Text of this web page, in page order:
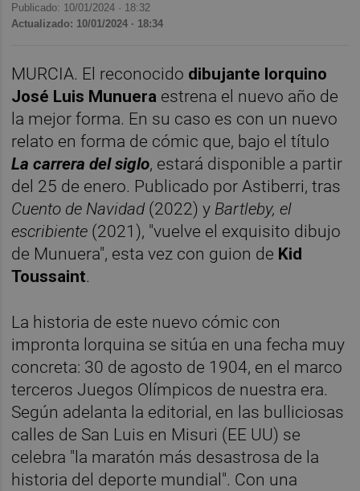
Publicado: 10/01/2024 · 18:32
Actualizado: 10/01/2024 · 18:34
MURCIA. El reconocido dibujante lorquino
José Luis Munuera estrena el nuevo año de
la mejor forma. En su caso es con un nuevo
relato en forma de cómic que, bajo el título
La carrera del siglo, estará disponible a partir
del 25 de enero. Publicado por Astiberri, tras
Cuento de Navidad(2022) y Bartleby, el
escribiente (2021), "vuelve el exquisito dibujo
de Munuera", esta vez con guion de Kid
Toussaint.
La historia de este nuevo cómic con
impronta lorquina se sitúa en una fecha muy
concreta: 30 de agosto de 1904, en el marco
terceros Juegos Olímpicos de nuestra era.
Según adelanta la editorial, en las bulliciosas
calles de San Luis en Misuri (EE UU) se
celebra "la maratón más desastrosa de la
historia del deporte mundial". Con una